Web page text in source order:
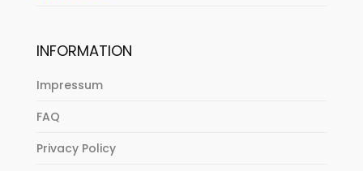
INFORMATION
Impressum
FAQ
Privacy Policy